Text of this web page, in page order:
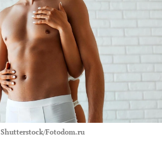
Shutterstock/Fotodom.ru